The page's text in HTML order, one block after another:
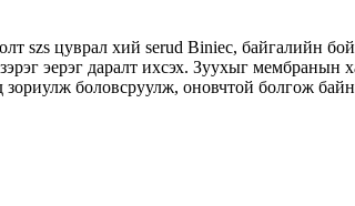
szs цуврал хий serud Biniec, байгалийн
эерэг даралт ихсэх. Зуухыг мембранын
боловсруулж, оновчтой болгож